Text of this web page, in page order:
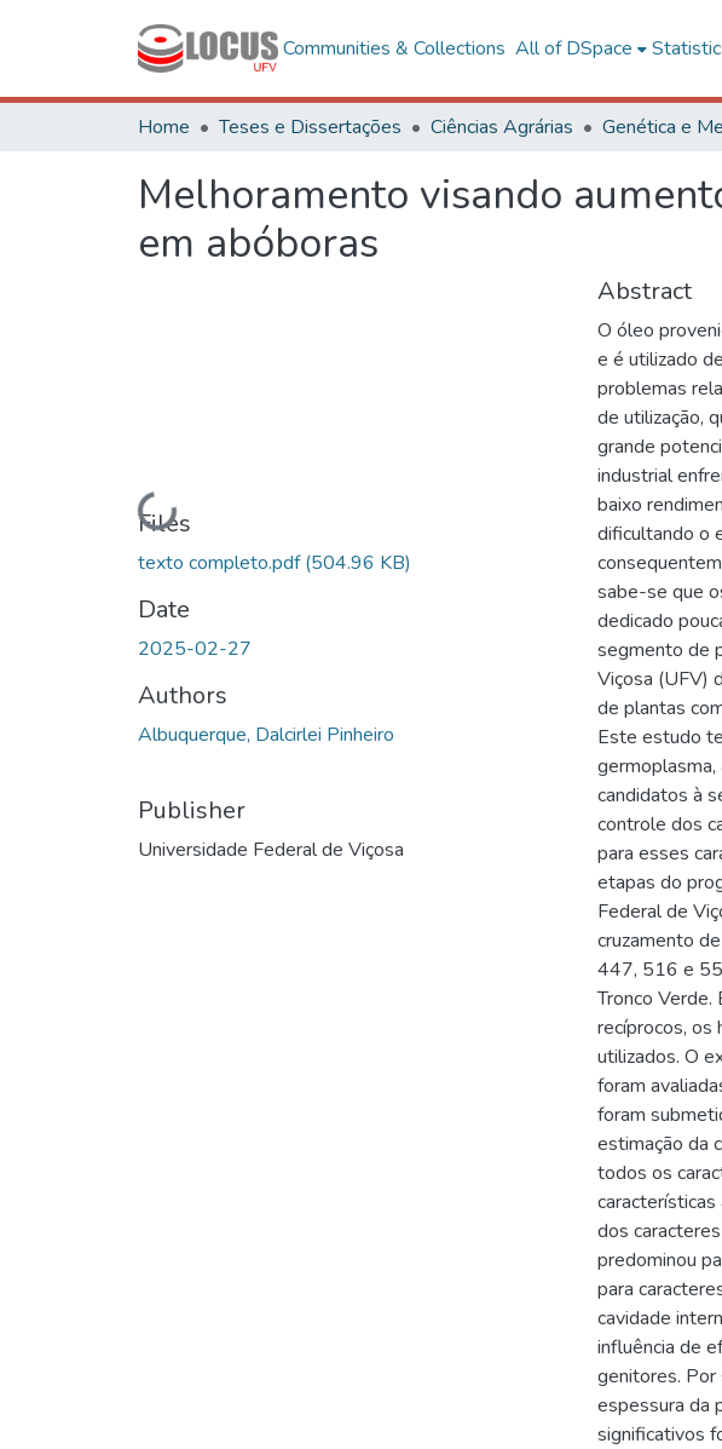
Communities & Collections All of DSpace
Home Teses e Dissertações Ciências Agrárias Genética e
Melhoramento visando
em abóboras
Loading...
Files
texto completo.pdf(504.96 KB)
Date
2025-02-27
Authors
Albuquerque, Dalcirlei Pinheiro
Publisher
Universidade Federal de Viçosa
Abstract
O óleo
e é utilizado
problemas
de utilização,
grande
industrial
baixo
dificultando o
sabe-se que
dedicado
segmento de
Viçosa (UFV)
de plantas
Este estudo
candidatos à
controle dos
para esses
etapas do
Federal de
cruzamento
447, 516 e
Tronco
recíprocos, os
utilizados. O
foram
foram
estimação da
todos os
dos
predominou
para
cavidade
influência de
genitores. Por
espessura da
significativos